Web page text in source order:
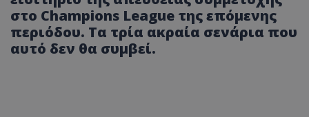
στο Champions League της επόμενης
περιόδου. Τα τρία ακραία σενάρια που
αυτό δεν θα συμβεί.